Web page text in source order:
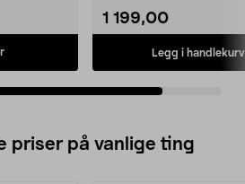
1 199,00
Legg i handlekurv
priser på vanlige ting